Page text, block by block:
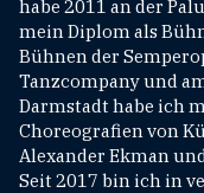
habe 2011 an der
mein Diplom als
Bühnen der
Tanzcompany und
Darmstadt habe ich
Choreografien von
Alexander Ekman
Seit 2017 bin ich in